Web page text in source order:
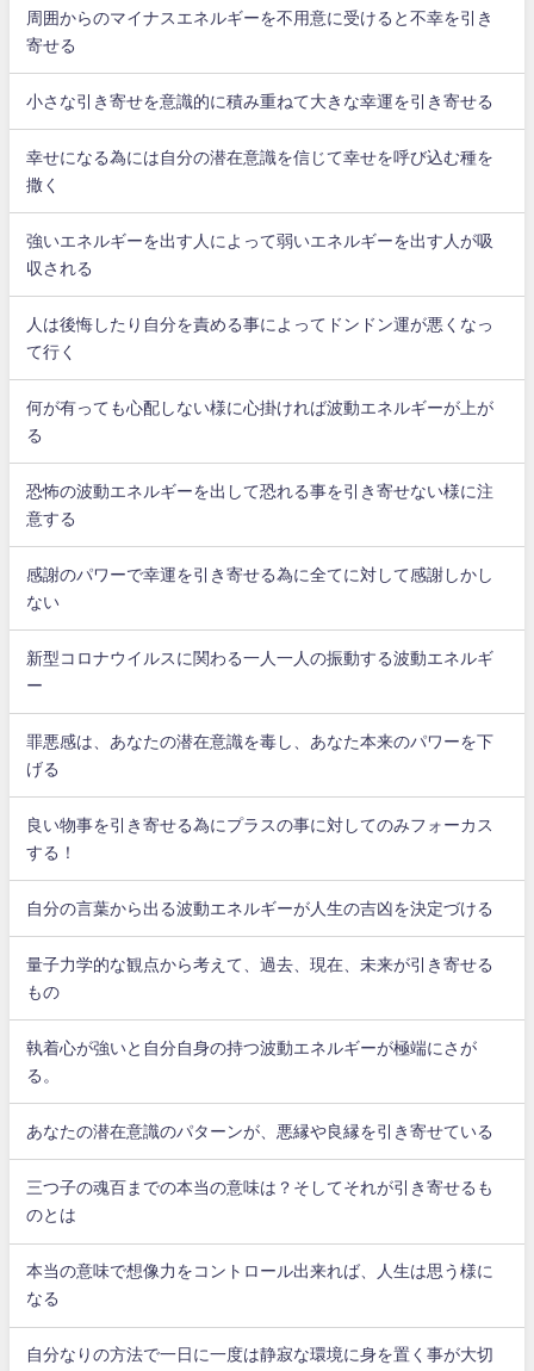
周囲からのマイナスエネルギーを不用意に受けると不幸を引き
寄せる
小さな引き寄せを意識的に積み重ねて大きな幸運を引き寄せる
幸せになる為には自分の潜在意識を信じて幸せを呼び込む種を
撒く
強いエネルギーを出す人によって弱いエネルギーを出す人が吸
収される
人は後悔したり自分を責める事によってドンドン運が悪くなっ
て行く
何が有っても心配しない様に心掛ければ波動エネルギーが上が
る
恐怖の波動エネルギーを出して恐れる事を引き寄せない様に注
意する
感謝のパワーで幸運を引き寄せる為に全てに対して感謝しかし
ない
新型コロナウイルスに関わる一人一人の振動する波動エネルギ
ー
罪悪感は、あなたの潜在意識を毒し、あなた本来のパワーを下
げる
良い物事を引き寄せる為にプラスの事に対してのみフォーカス
する！
自分の言葉から出る波動エネルギーが人生の吉凶を決定づける
量子力学的な観点から考えて、過去、現在、未来が引き寄せる
もの
執着心が強いと自分自身の持つ波動エネルギーが極端にさが
る。
あなたの潜在意識のパターンが、悪縁や良縁を引き寄せている
三つ子の魂百までの本当の意味は？そしてそれが引き寄せるも
のとは
本当の意味で想像力をコントロール出来れば、人生は思う様に
なる
自分なりの方法で一日に一度は静寂な環境に身を置く事が大切